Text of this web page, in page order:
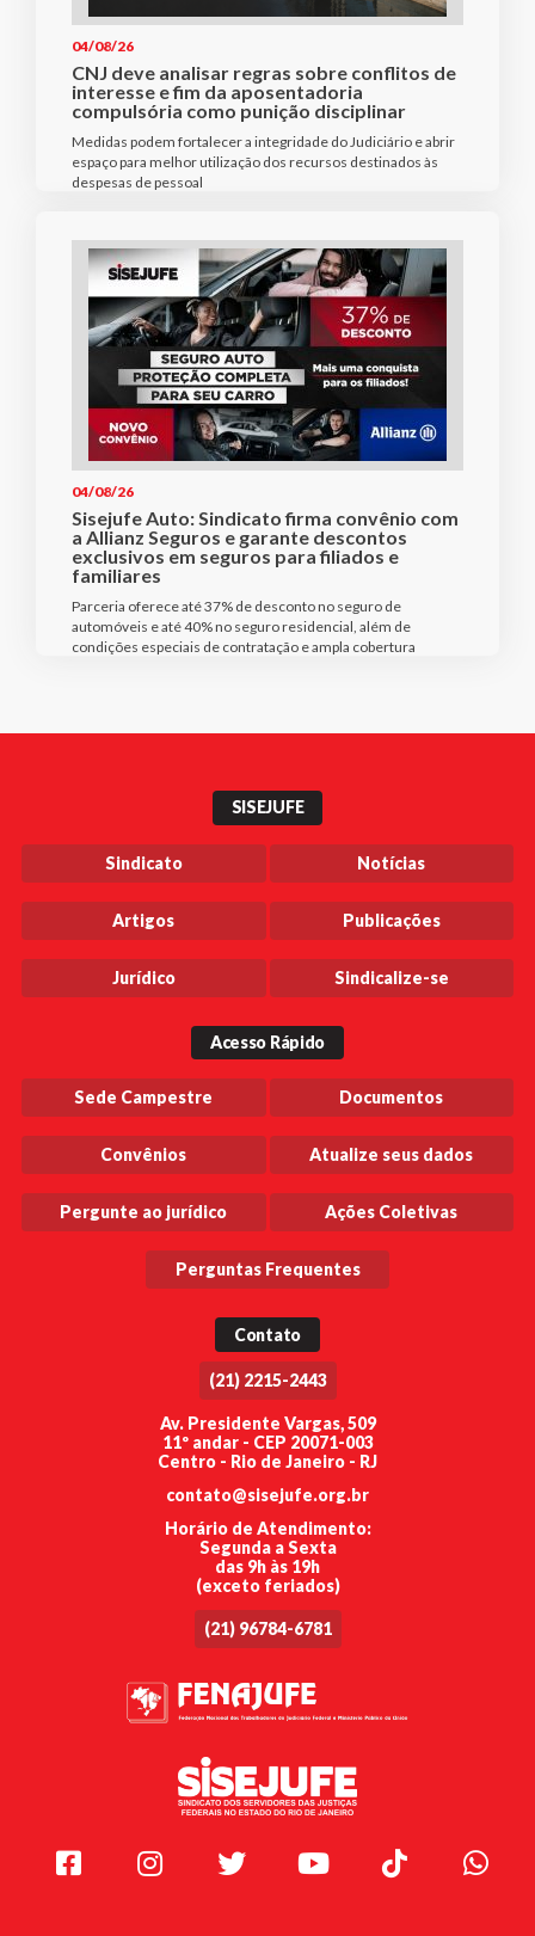
04/08/26
CNJ deve analisar regras sobre conflitos de
interesse e fim da aposentadoria
compulsória como punição disciplinar
Medidas podem fortalecer a integridade do Judiciário e abrir
espaço para melhor utilização dos recursos destinados às
despesas de pessoal
04/08/26
Sisejufe Auto: Sindicato firma convênio com
a Allianz Seguros e garante descontos
exclusivos em seguros para filiados e
familiares
Parceria oferece até 37% de desconto no seguro de
automóveis e até 40% no seguro residencial, além de
condições especiais de contratação e ampla cobertura
SISEJUFE
Sindicato Notícias
Artigos Publicações
Jurídico Sindicalize-se
Acesso Rápido
Sede Campestre Documentos
Convênios Atualize seus dados
Pergunte ao jurídico Ações Coletivas
Perguntas Frequentes
Contato
(21) 2215-2443
Av. Presidente Vargas, 509
11º andar - CEP 20071-003
Centro - Rio de Janeiro - RJ
contato@sisejufe.org.br
Horário de Atendimento:
Segunda a Sexta
das 9h às 19h
(exceto feriados)
(21) 96784-6781
Facebook Instagram Twitter Youtube TikTok